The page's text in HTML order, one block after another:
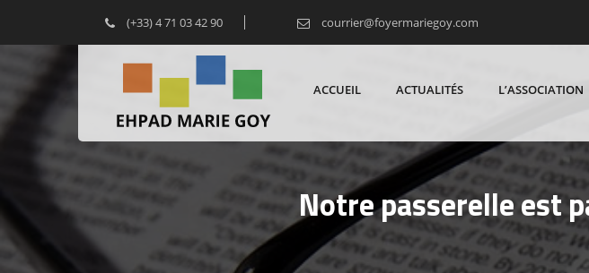
(+33) 4 71 03 42 90 courrier@foyermariegoy.com
ACCUEIL ACTUALITÉS L’ASSOCIATION
Notre passerelle est